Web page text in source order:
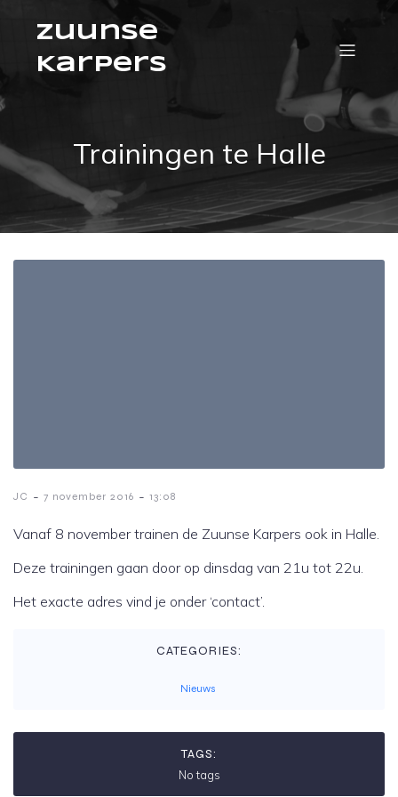
Zuunse
Karpers
Trainingen te Halle
JC - 7 november 2016 - 13:08
Vanaf 8 november trainen de Zuunse Karpers ook in Halle.
Deze trainingen gaan door op dinsdag van 21u tot 22u.
Het exacte adres vind je onder ‘contact’.
CATEGORIES:
Nieuws
TAGS:
No tags